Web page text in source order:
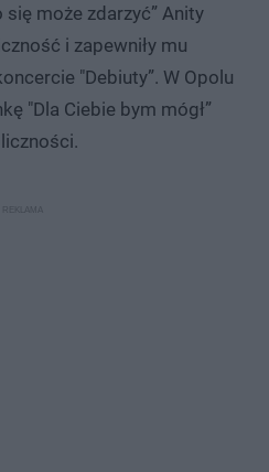
się może zdarzyć” Anity
i zapewniły mu
"Debiuty”. W Opolu
"Dla Ciebie bym mógł”